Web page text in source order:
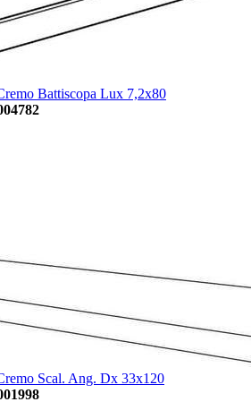
Battiscopa Lux 7,2x80
Scal. Ang. Dx 33x120